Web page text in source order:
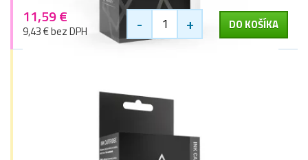
11,59 €
9,43 € bez DPH - + DO KOŠÍKA